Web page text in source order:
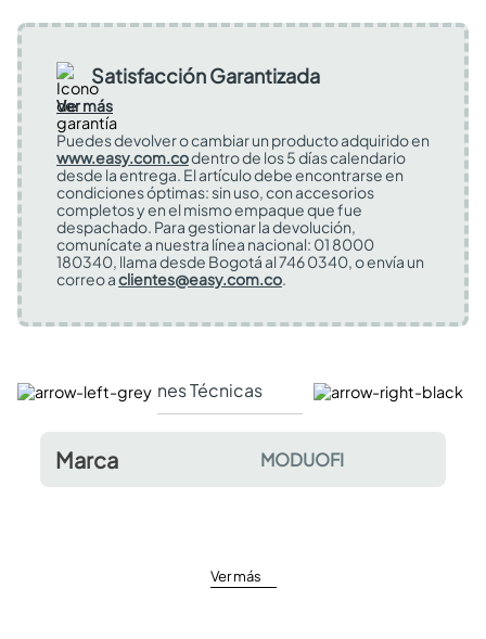
Satisfacción Garantizada
Ver más
Puedes devolver o cambiar un producto adquirido en
www.easy.com.codentro de los 5 días calendario
desde la entrega. El artículo debe encontrarse en
condiciones óptimas: sin uso, con accesorios
completos y en el mismo empaque que fue
despachado. Para gestionar la devolución,
comunícate a nuestra línea nacional: 01 8000
180340, llama desde Bogotá al 746 0340, o envía un
correo aclientes@easy.com.co.
Especificaciones Técnicas Comentarios y
Marca MODUOFI
Ver más